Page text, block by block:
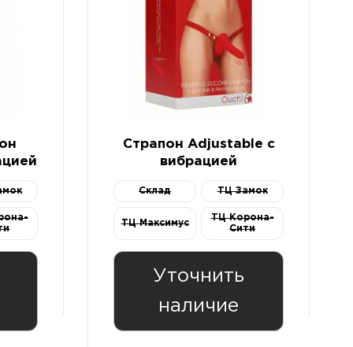
Страпон Adjustable с
вибрацией
Склад ТЦ Замок
ТЦ Максимус
ТЦ Корона-
Сити
Уточнить
наличие